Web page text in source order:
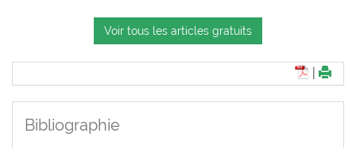
Voir tous les articles gratuits
Bibliographie